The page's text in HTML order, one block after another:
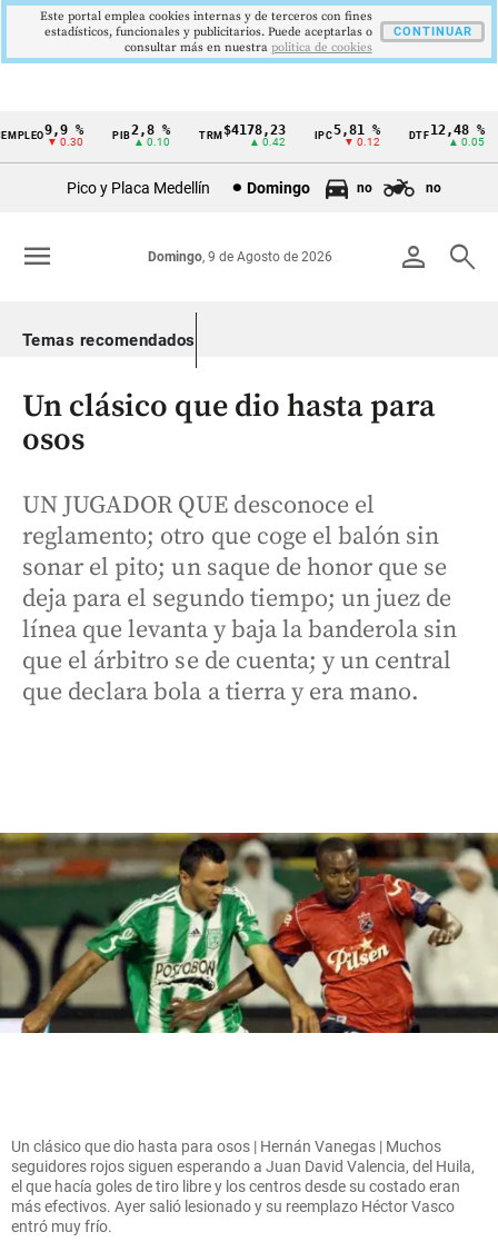
Cintillo
Colombia
9,9 %
▼ 0.30
PIB2,8 %
▲ 0.10
TRM$4178,23
▲ 0.42
5,81 %
▼ 0.12
DTF12,48 %
▲ 0.05
Pico y Placa Medellín Domingo no no
person search
Domingo, 9 de Agosto de 2026
menu
Temas recomendados
Un clásico que dio hasta para
osos
UN JUGADOR QUE desconoce el
reglamento; otro que coge el balón sin
sonar el pito; un saque de honor que se
deja para el segundo tiempo; un juez de
línea que levanta y baja la banderola sin
que el árbitro se de cuenta; y un central
que declara bola a tierra y era mano.
Un clásico que dio hasta para osos | Hernán Vanegas | Muchos
seguidores rojos siguen esperando a Juan David Valencia, del Huila,
el que hacía goles de tiro libre y los centros desde su costado eran
más efectivos. Ayer salió lesionado y su reemplazo Héctor Vasco
entró muy frío.
Este portal emplea cookies internas y de terceros con fines
estadísticos, funcionales y publicitarios. Puede aceptarlas o
consultar más en nuestra politica de cookies
CONTINUAR